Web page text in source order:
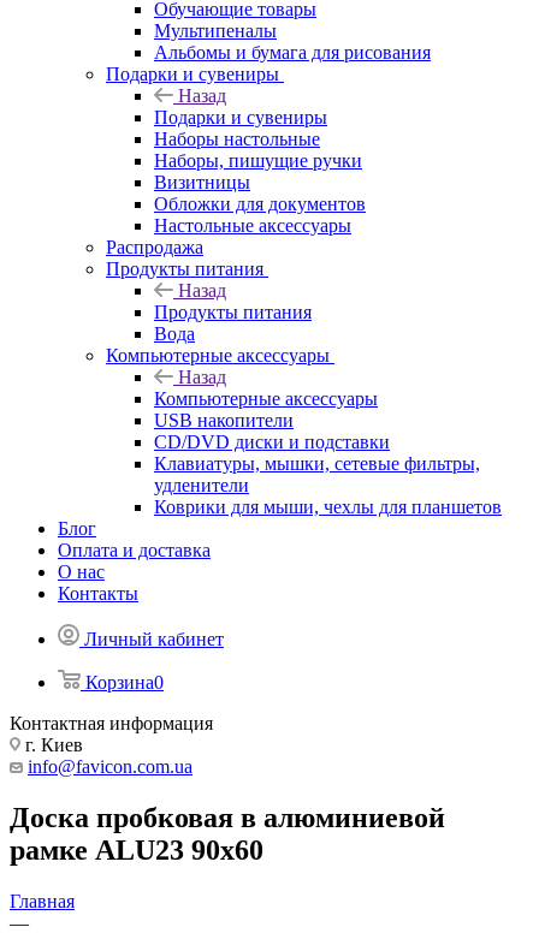
Обучающие товары
Мультипеналы
Альбомы и бумага для рисования
Подарки и сувениры
Назад
Подарки и сувениры
Наборы настольные
Наборы, пишущие ручки
Визитницы
Обложки для документов
Настольные аксессуары
Распродажа
Продукты питания
Назад
Продукты питания
Вода
Компьютерные аксессуары
Назад
Компьютерные аксессуары
USB накопители
CD/DVD диски и подставки
Клавиатуры, мышки, сетевые фильтры,
удленители
Коврики для мыши, чехлы для планшетов
Блог
Оплата и доставка
О нас
Контакты
Личный кабинет
Корзина0
Контактная информация
г. Киев
info@favicon.com.ua
Доска пробковая в алюминиевой
рамке ALU23 90x60
Главная
—